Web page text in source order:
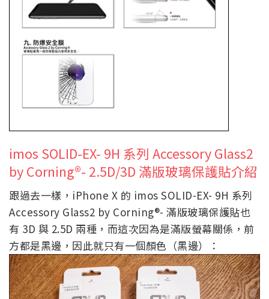
imos SOLID-EX- 9H 系列 Accessory Glass2
by Corning®- 2.5D/3D 滿版玻璃保護貼介紹
跟過去一樣，iPhone X 的 imos SOLID-EX- 9H 系列
Accessory Glass2 by Corning®- 滿版玻璃保護貼也
有 3D 與 2.5D 兩種，而這次因為是滿版螢幕關係，前
方都是黑邊，因此就只有一個顏色（黑邊）：